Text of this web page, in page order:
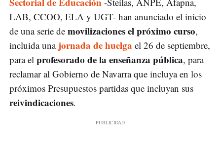
LAB, CCOO, ELA y UGT- han anunciado el inicio
de una serie de movilizaciones el próximo curso,
incluida una jornada de huelga el 26 de septiembre,
para el profesorado de la enseñanza pública, para
reclamar al Gobierno de Navarra que incluya en los
próximos Presupuestos partidas que incluyan sus
reivindicaciones.